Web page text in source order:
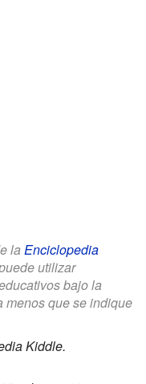
la Enciclopedia
utilizar
bajo la
menos que se indique
Kiddle.